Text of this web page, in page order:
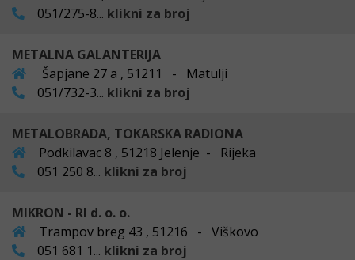
051/275-8... klikni za broj
METALNA GALANTERIJA
Šapjane 27 a , 51211 - Matulji
051/732-3... klikni za broj
METALOBRADA, TOKARSKA RADIONA
Podkilavac 8 , 51218 Jelenje - Rijeka
051 250 8... klikni za broj
MIKRON - RI d. o. o.
Trampov breg 43 , 51216 - Viškovo
051 681 1... klikni za broj